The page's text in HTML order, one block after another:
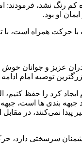
کم رنگ نشد،
او بود.
با حرکت همراه است،
عزیز و جوانان
توصیه امام
کرد را حفظ کنیم،
جبهه بندی ها است،
پیدا نمی‌کنند، در
سرسختی دارد،